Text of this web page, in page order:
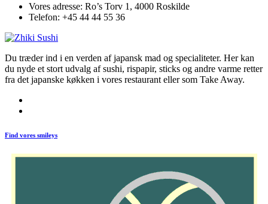
Vores adresse: Ro’s Torv 1, 4000 Roskilde
Telefon: +45 44 44 55 36
Du træder ind i en verden af japansk mad og specialiteter. Her kan
du nyde et stort udvalg af sushi, rispapir, sticks og andre varme retter
fra det japanske køkken i vores restaurant eller som Take Away.
Find vores smileys